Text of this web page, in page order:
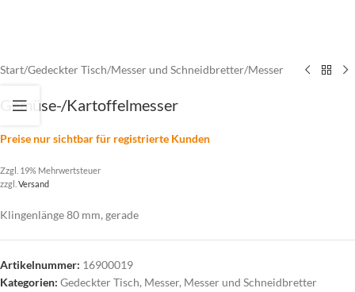
Start/Gedeckter Tisch/Messer und Schneidbretter/Messer
Gemüse-/Kartoffelmesser
Preise nur sichtbar für registrierte Kunden
Zzgl. 19% Mehrwertsteuer
zzgl. Versand
Klingenlänge 80 mm, gerade
Artikelnummer: 16900019
Kategorien: Gedeckter Tisch, Messer, Messer und Schneidbretter